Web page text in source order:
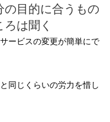
目的に合うもの
は聞く
ービスの変更が簡単にで
同じくらいの労力を惜し